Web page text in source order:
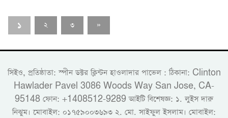
১ ২ ৩ »
সিইও, প্রতিষ্ঠাতা: স্পীন ডক্টর ক্লিন্টন হাওলাদার পাভেল : ঠিকানা: Clinton
Hawlader Pavel 3086 Woods Way San Jose, CA-
95148 ফোন: +1408512-9289 আইটি বিশেষজ্ঞ: ১. লুইস দারু
নিঝুম। ‎মোবাইল: ০১৭৫৯০০৩৬৯৩ ২. মো. সাইফুল ইসলাম। মোবাইল: